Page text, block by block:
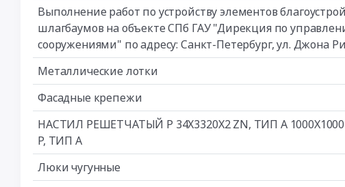
Выполнение работ по устройству элементов
шлагбаумов на объекте СПб ГАУ "Дирекция по
сооружениями" по адресу: Санкт-Петербург, ул. Джона
Металлические лотки
Фасадные крепежи
НАСТИЛ РЕШЕТЧАТЫЙ Р 34Х3320Х2 ZN, ТИП А
Р, ТИП А
Люки чугунные